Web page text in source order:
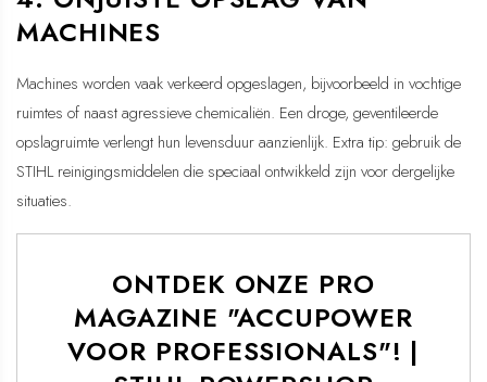
MACHINES
Machines worden vaak verkeerd opgeslagen, bijvoorbeeld in vochtige
ruimtes of naast agressieve chemicaliën. Een droge, geventileerde
opslagruimte verlengt hun levensduur aanzienlijk. Extra tip: gebruik de
STIHL reinigingsmiddelen die speciaal ontwikkeld zijn voor dergelijke
situaties.
ONTDEK ONZE PRO
MAGAZINE "ACCUPOWER
VOOR PROFESSIONALS"! |